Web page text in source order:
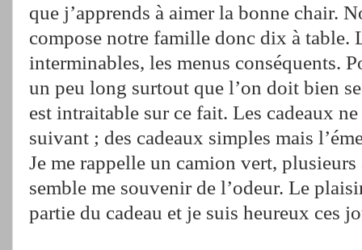
que j’apprends à aimer la bonne chair.
compose notre famille donc dix à table.
interminables, les menus conséquents.
un peu long surtout que l’on doit bien
est intraitable sur ce fait. Les cadeaux
suivant ; des cadeaux simples mais
Je me rappelle un camion vert,
semble me souvenir de l’odeur. Le
partie du cadeau et je suis heureux ces